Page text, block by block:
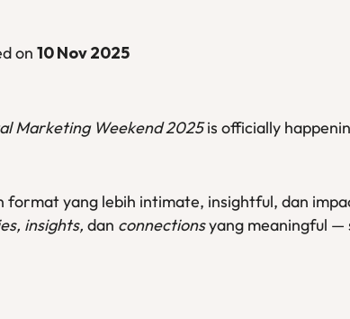
on10 Nov 2025
Marketing Weekend 2025is officially
format yang lebih intimate, insightful, dan
insights, dan connectionsyang meaningful —